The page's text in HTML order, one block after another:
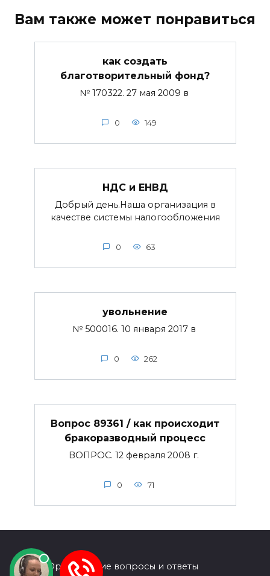
Вам также может понравиться
как создать
благотворительный фонд?
№ 170322. 27 мая 2009 в
0 149
НДС и ЕНВД
Добрый день.Наша организация в
качестве системы налогообложения
0 63
увольнение
№ 500016. 10 января 2017 в
0 262
Вопрос 89361 / как происходит
бракоразводный процесс
ВОПРОС. 12 февраля 2008 г.
0 71
© 2026 Юридические вопросы и ответы